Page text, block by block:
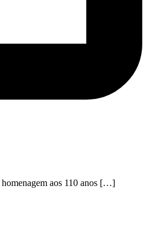
aos 110 anos […]